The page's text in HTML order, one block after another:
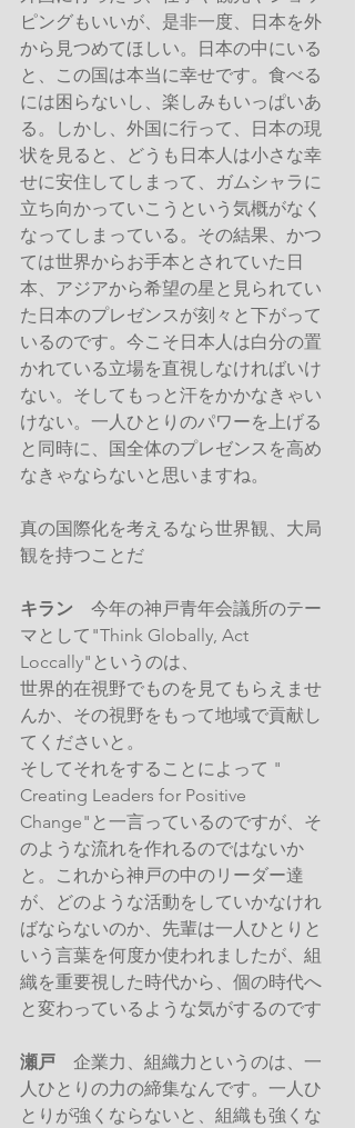
ピングもいいが、是非一度、日本を外
から見つめてほしい。日本の中にいる
と、この国は本当に幸せです。食べる
には困らないし、楽しみもいっぱいあ
る。しかし、外国に行って、日本の現
状を見ると、どうも日本人は小さな幸
せに安住してしまって、ガムシャラに
立ち向かっていこうという気概がなく
なってしまっている。その結果、かつ
ては世界からお手本とされていた日
本、アジアから希望の星と見られてい
た日本のプレゼンスが刻々と下がって
いるのです。今こそ日本人は白分の置
かれている立場を直視しなければいけ
ない。そしてもっと汗をかかなきゃい
けない。一人ひとりのパワーを上げる
と同時に、国全体のプレゼンスを高め
なきゃならないと思いますね。
真の国際化を考えるなら世界観、大局
観を持つことだ
キラン 今年の神戸青年会議所のテー
マとして"Think Globally, Act
Loccally"というのは、
世界的在視野でものを見てもらえませ
んか、その視野をもって地域で貢献し
てくださいと。
そしてそれをすることによって "
Creating Leaders for Positive
Change"と一言っているのですが、そ
のような流れを作れるのではないか
と。これから神戸の中のリーダー達
が、どのような活動をしていかなけれ
ばならないのか、先輩は一人ひとりと
いう言葉を何度か使われましたが、組
織を重要視した時代から、個の時代へ
と変わっているような気がするのです
瀬戸 企業力、組織力というのは、一
人ひとりの力の締集なんです。一人ひ
とりが強くならないと、組織も強くな